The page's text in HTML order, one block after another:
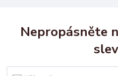
Nepropásněte